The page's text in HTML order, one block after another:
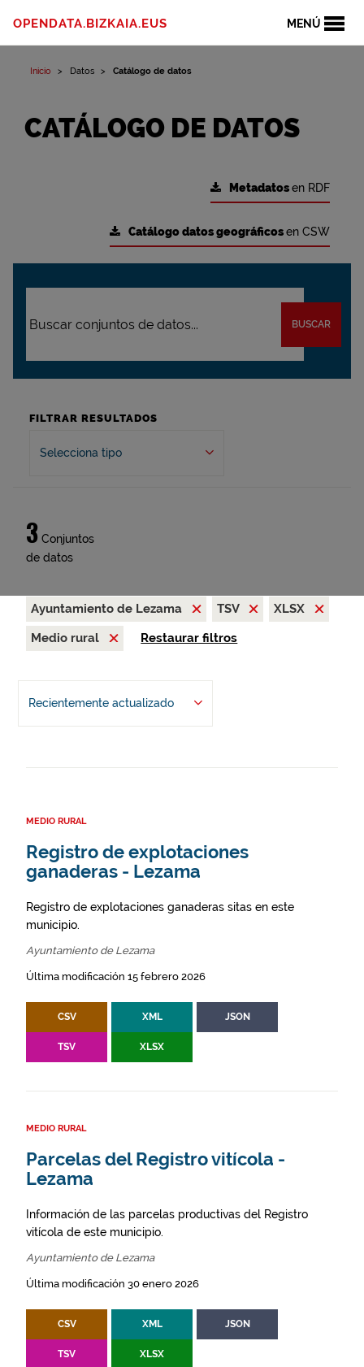
MENÚ
OPENDATA.BIZKAIA.EUS
Inicio Datos Catálogo de datos
CATÁLOGO DE DATOS
Metadatosen RDF
Catálogo datos geográficosen CSW
BUSCAR
FILTRAR RESULTADOS
Selecciona tipo
3 Conjuntos
de datos
Ayuntamiento de Lezama TSV
XLSX
Medio rural
Restaurar filtros
Recientemente actualizado
MEDIO RURAL
Registro de explotaciones
ganaderas - Lezama
Registro de explotaciones ganaderas sitas en este
municipio.
Ayuntamiento de Lezama
Última modificación 15 febrero 2026
CSV XML JSON
TSV XLSX
MEDIO RURAL
Parcelas del Registro vitícola -
Lezama
Información de las parcelas productivas del Registro
vitícola de este municipio.
Ayuntamiento de Lezama
Última modificación 30 enero 2026
CSV XML JSON
TSV XLSX